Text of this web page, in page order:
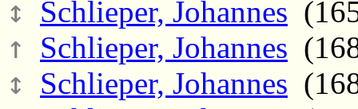
↕ Schlieper, Johannes
↑ Schlieper, Johannes
↕ Schlieper, Johannes